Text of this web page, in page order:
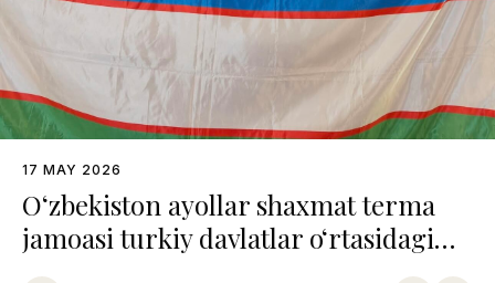
17 MAY 2026
O‘zbekiston ayollar shaxmat terma
jamoasi turkiy davlatlar o‘rtasidagi
chempionatda uchinchi o‘rinni